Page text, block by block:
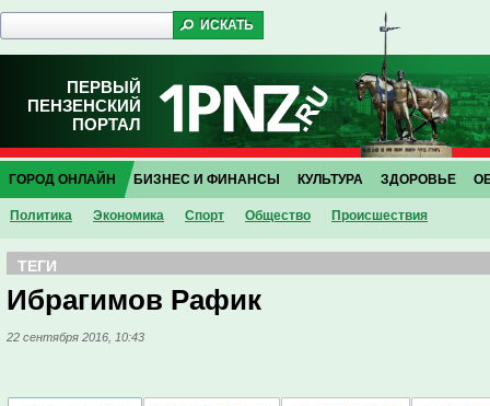
ПЕРВЫЙ
ПЕНЗЕНСКИЙ
ПОРТАЛ
ГОРОД ОНЛАЙН
Политика Экономика Спорт Общество Проиcшествия
БИЗНЕС И ФИНАНСЫ КУЛЬТУРА ЗДОРОВЬЕ
ТЕГИ
Ибрагимов Рафик
22 сентября 2016, 10:43